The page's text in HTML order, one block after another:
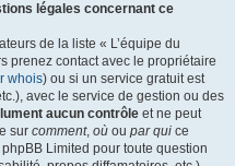
légales concernant ce
de la liste « L’équipe du
prenez contact avec le propriétaire
whois) ou si un service gratuit est
avec le service de gestion ou des
aucun contrôle et ne peut
sur comment, où ou par qui ce
Limited pour toute question